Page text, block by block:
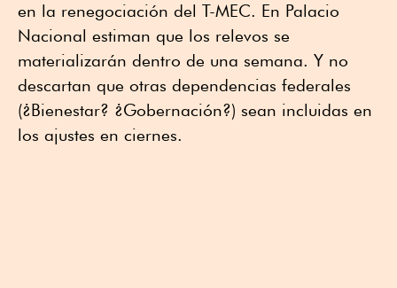
en la renegociación del T-MEC. En Palacio
Nacional estiman que los relevos se
materializarán dentro de una semana. Y no
descartan que otras dependencias federales
(¿Bienestar? ¿Gobernación?) sean incluidas en
los ajustes en ciernes.